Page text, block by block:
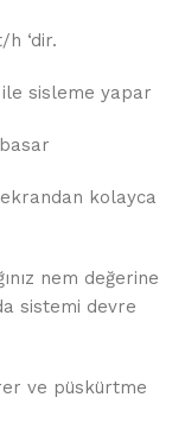
‘dir.
sisleme yapar
kolayca
nem değerine
sistemi devre
ve püskürtme